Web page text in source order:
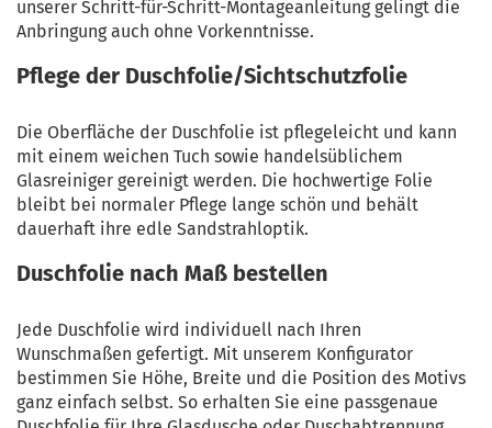
unserer Schritt-für-Schritt-Montageanleitung gelingt die
Anbringung auch ohne Vorkenntnisse.
Pflege der Duschfolie/Sichtschutzfolie
Die Oberfläche der Duschfolie ist pflegeleicht und kann
mit einem weichen Tuch sowie handelsüblichem
Glasreiniger gereinigt werden. Die hochwertige Folie
bleibt bei normaler Pflege lange schön und behält
dauerhaft ihre edle Sandstrahloptik.
Duschfolie nach Maß bestellen
Jede Duschfolie wird individuell nach Ihren
Wunschmaßen gefertigt. Mit unserem Konfigurator
bestimmen Sie Höhe, Breite und die Position des Motivs
ganz einfach selbst. So erhalten Sie eine passgenaue